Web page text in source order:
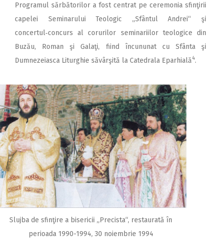
Programul sărbătorilor a fost centrat pe ceremonia sfinţirii
capelei Seminarului Teolo­gic „Sfântul Andrei“ şi
concertul‑concurs al corurilor seminariilor teologice din
Buzău, Roman şi Galaţi, fiind încununat cu Sfânta şi
Dumnezeiasca Liturghie săvârşită la Catedrala Eparhială4.
Slujba de sfinţire a bisericii „Precista“, restaurată în
perioada 1990-1994, 30 noiembrie 1994